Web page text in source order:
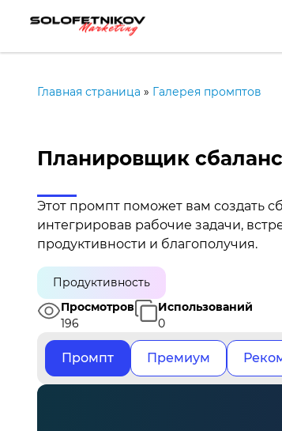
Главная страница » Галерея промптов
Планировщик
Этот промпт поможет вам создать
интегрировав рабочие задачи,
продуктивности и благополучия.
Продуктивность
Просмотров
196
Использований
0
Промпт Премиум